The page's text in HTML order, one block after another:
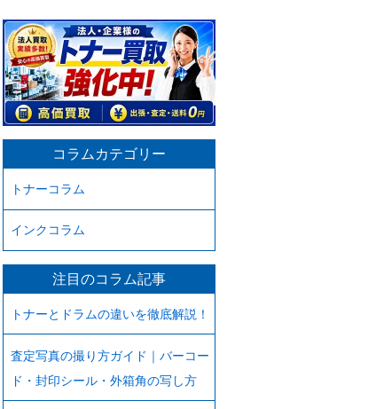
コラムカテゴリー
トナーコラム
インクコラム
注目のコラム記事
トナーとドラムの違いを徹底解説！
査定写真の撮り方ガイド｜バーコー
ド・封印シール・外箱角の写し方